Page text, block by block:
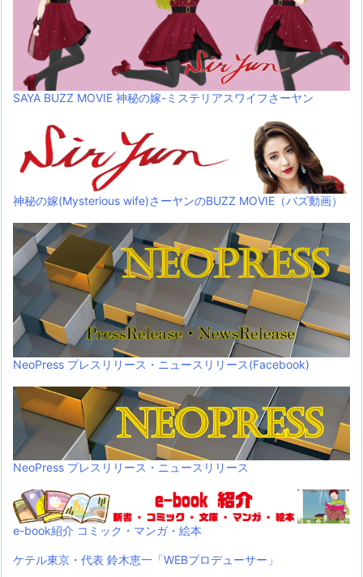
SAYA BUZZ MOVIE 神秘の嫁-ミステリアスワイフさーヤン
神秘の嫁(Mysterious wife)さーヤンのBUZZ MOVIE（バズ動画）
NeoPress プレスリリース・ニュースリリース(Facebook)
NeoPress プレスリリース・ニュースリリース
e-book紹介 コミック・マンガ・絵本
ケテル東京・代表 鈴木恵一「WEBプロデューサー」